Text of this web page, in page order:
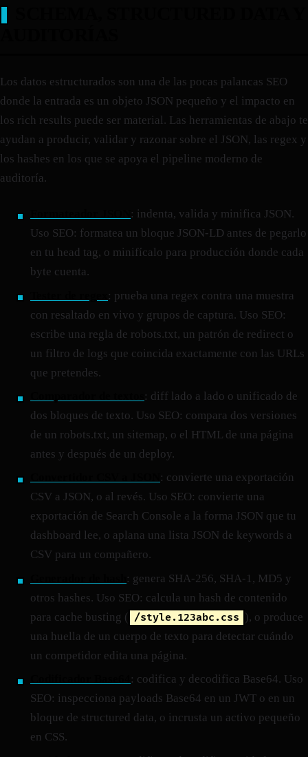
Los datos estructurados son una de las pocas palancas SEO
donde la entrada es un objeto JSON pequeño y el impacto en
los rich results puede ser material. Las herramientas de abajo te
ayudan a producir, validar y razonar sobre el JSON, las regex y
los hashes en los que se apoya el pipeline moderno de
auditoría.
: indenta, valida y minifica JSON.
Uso SEO: formatea un bloque JSON-LD antes de pegarlo
en tu head tag, o minifícalo para producción donde cada
byte cuenta.
: prueba una regex contra una muestra
con resaltado en vivo y grupos de captura. Uso SEO:
escribe una regla de robots.txt, un patrón de redirect o
un filtro de logs que coincida exactamente con las URLs
que pretendes.
: diff lado a lado o unificado de
dos bloques de texto. Uso SEO: compara dos versiones
de un robots.txt, un sitemap, o el HTML de una página
antes y después de un deploy.
: convierte una exportación
CSV a JSON, o al revés. Uso SEO: convierte una
exportación de Search Console a la forma JSON que tu
dashboard lee, o aplana una lista JSON de keywords a
CSV para un compañero.
: genera SHA-256, SHA-1, MD5 y
otros hashes. Uso SEO: calcula un hash de contenido
para cache busting ( /style.123abc.css ), o produce
una huella de un cuerpo de texto para detectar cuándo
un competidor edita una página.
: codifica y decodifica Base64. Uso
SEO: inspecciona payloads Base64 en un JWT o en un
bloque de structured data, o incrusta un activo pequeño
en CSS.